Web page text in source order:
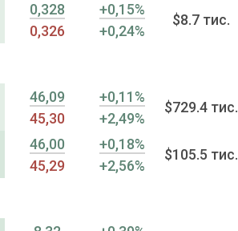
0,328
0,326
+0,15%
+0,24%
$8.7 тис.
46,09
45,30
+0,11%
+2,49%
$729.4 тис.
46,00
45,29
+0,18%
+2,56%
$105.5 тис.